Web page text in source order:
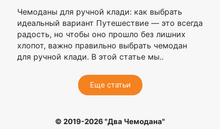
Чемоданы для ручной клади: как выбрать
идеальный вариант Путешествие — это всегда
радость, но чтобы оно прошло без лишних
хлопот, важно правильно выбрать чемодан
для ручной клади. В этой статье мы..
Еще статьи
© 2019-2026 "Два Чемодана"